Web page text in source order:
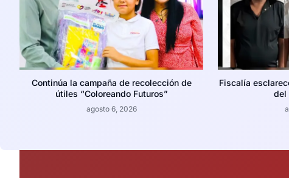
Continúa la campaña de recolección de
útiles “Coloreando Futuros”
agosto 6, 2026
Fiscalía
del